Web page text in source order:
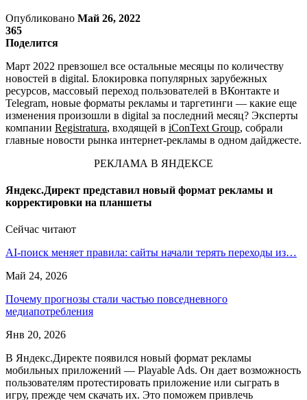
Опубликовано Май 26, 2022
365
Поделится
Март 2022 превзошел все остальные месяцы по количеству
новостей в digital. Блокировка популярных зарубежных
ресурсов, массовый переход пользователей в ВКонтакте и
Telegram, новые форматы рекламы и таргетинги — какие еще
изменения произошли в digital за последний месяц? Эксперты
компании Registratura, входящей в iConText Group, собрали
главные новости рынка интернет-рекламы в одном дайджесте.
РЕКЛАМА В ЯНДЕКСЕ
Яндекс.Директ представил новый формат рекламы и
корректировки на планшеты
Сейчас читают
AI-поиск меняет правила: сайты начали терять переходы из…
Май 24, 2026
Почему прогнозы стали частью повседневного
медиапотребления
Янв 20, 2026
В Яндекс.Директе появился новый формат рекламы
мобильных приложений — Playable Ads. Он дает возможность
пользователям протестировать приложение или сыграть в
игру, прежде чем скачать их. Это поможем привлечь